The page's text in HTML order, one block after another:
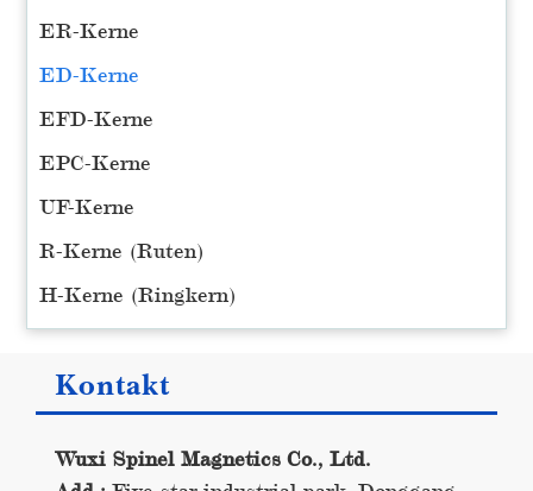
ER-Kerne
ED-Kerne
EFD-Kerne
EPC-Kerne
UF-Kerne
R-Kerne (Ruten)
H-Kerne (Ringkern)
Kontakt
Wuxi Spinel Magnetics Co., Ltd.